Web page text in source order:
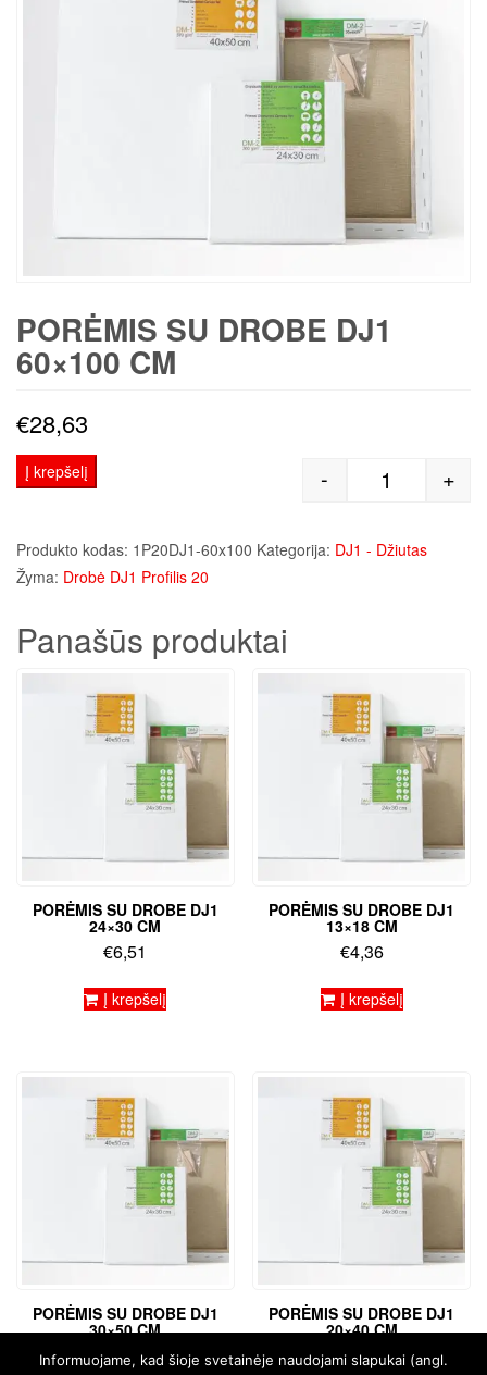
PORĖMIS SU DROBE DJ1
60×100 CM
€28,63
produkto
- +
Į krepšelį
Produkto kodas: 1P20DJ1-60x100 Kategorija: DJ1 - Džiutas
Žyma: Drobė DJ1 Profilis 20
Panašūs produktai
PORĖMIS SU DROBE DJ1
24×30 CM
€6,51
Į krepšelį
PORĖMIS SU DROBE DJ1
13×18 CM
€4,36
Į krepšelį
PORĖMIS SU DROBE DJ1
30×50 CM
€9,74
PORĖMIS SU DROBE DJ1
20×40 CM
€ 7,00
Informuojame, kad šioje svetainėje naudojami slapukai (angl.